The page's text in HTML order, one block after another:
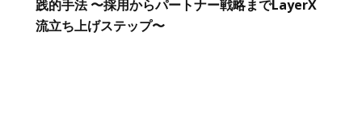
践的手法 〜採用からパートナー戦略までLayerX
流立ち上げステップ〜